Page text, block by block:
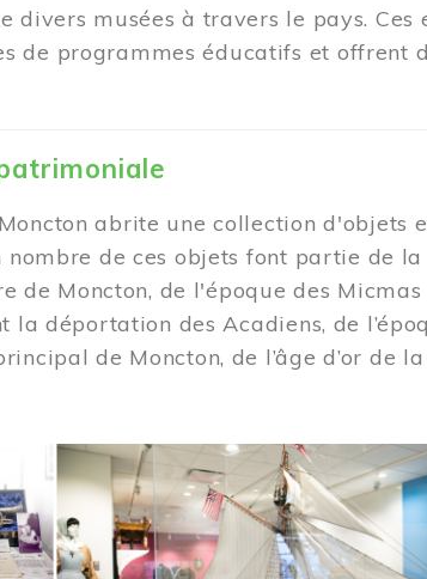
divers musées à travers le pays.
de programmes éducatifs et offrent
abrite une collection
nombre de ces objets font partie de
de Moncton, de l'époque des
la déportation des Acadiens, de
de Moncton, de l’âge d’or de